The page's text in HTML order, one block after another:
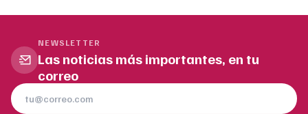
NEWSLETTER
Las noticias más importantes, en tu
correo